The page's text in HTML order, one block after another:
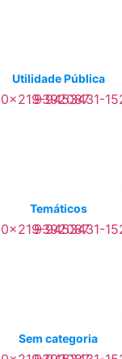
Utilidade Pública
Temáticos
Sem categoria